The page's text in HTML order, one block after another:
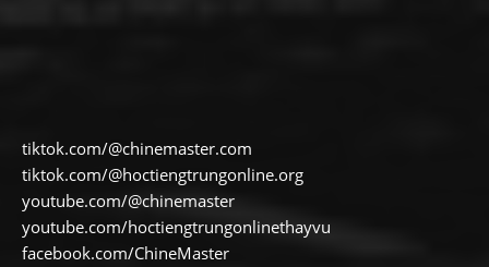
tiktok.com/@chinemaster.com
tiktok.com/@hoctiengtrungonline.org
youtube.com/@chinemaster
youtube.com/hoctiengtrungonlinethayvu
facebook.com/ChineMaster